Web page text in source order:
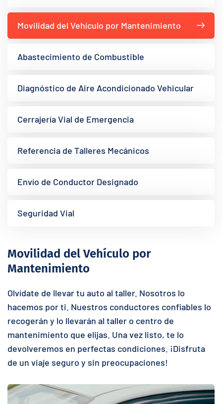
Movilidad del Vehículo por Mantenimiento
Abastecimiento de Combustible
Diagnóstico de Aire Acondicionado Vehicular
Cerrajería Vial de Emergencia
Referencia de Talleres Mecánicos
Envío de Conductor Designado
Seguridad Vial
Movilidad del Vehículo por
Mantenimiento
Olvídate de llevar tu auto al taller. Nosotros lo
hacemos por ti. Nuestros conductores confiables lo
recogerán y lo llevarán al taller o centro de
mantenimiento que elijas. Una vez listo, te lo
devolveremos en perfectas condiciones. ¡Disfruta
de un viaje seguro y sin preocupaciones!